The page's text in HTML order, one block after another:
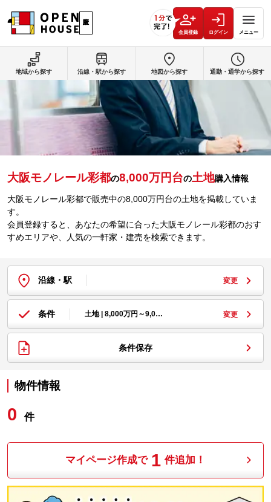
会員登録 ログイン メニュー
大阪モノレール彩都の8,000万円台の土地購入情報
大阪モノレール彩都で販売中の8,000万円台の土地を掲載していま
す。
会員登録すると、あなたの希望に合った大阪モノレール彩都のおす
すめエリアや、人気の一軒家・建売を検索できます。
沿線・駅 変更
条件 土地 | 8,000万円～9,0… 変更
条件保存
物件情報
0 件
マイページ作成で 1 件追加！
地域から探す 沿線・駅から探す 地図から探す 通勤・通学から探す